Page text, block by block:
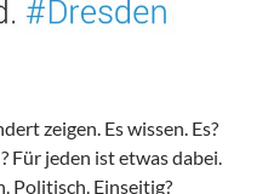
zeigen. Es wissen. Es?
Für jeden ist etwas dabei.
Politisch. Einseitig?